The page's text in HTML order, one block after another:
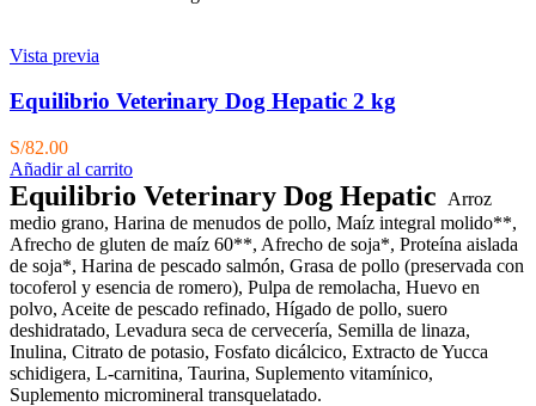
Vista previa
Equilibrio Veterinary Dog Hepatic 2 kg
S/82.00
Añadir al carrito
Equilibrio Veterinary Dog Hepatic
Arroz
medio grano, Harina de menudos de pollo, Maíz integral molido**,
Afrecho de gluten de maíz 60**, Afrecho de soja*, Proteína aislada
de soja*, Harina de pescado salmón, Grasa de pollo (preservada con
tocoferol y esencia de romero), Pulpa de remolacha, Huevo en
polvo, Aceite de pescado refinado, Hígado de pollo, suero
deshidratado, Levadura seca de cervecería, Semilla de linaza,
Inulina, Citrato de potasio, Fosfato dicálcico, Extracto de Yucca
schidigera, L-carnitina, Taurina, Suplemento vitamínico,
Suplemento micromineral transquelatado.